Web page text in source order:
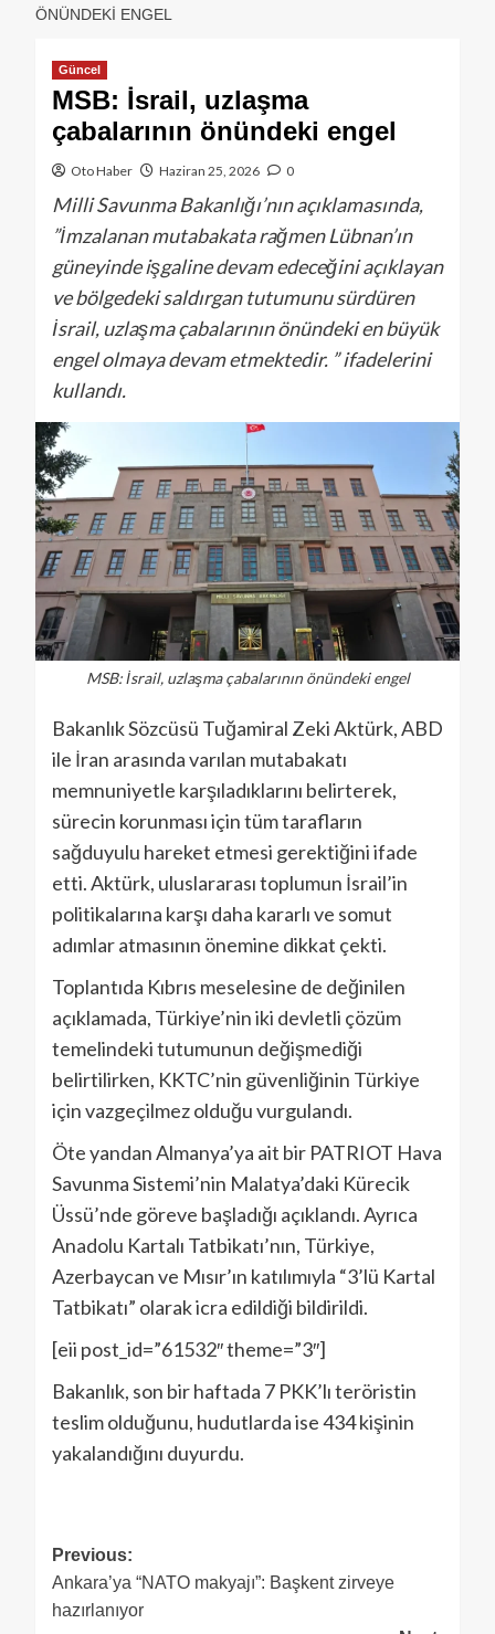
ÖNÜNDEKI ENGEL
Güncel
MSB: İsrail, uzlaşma
çabalarının önündeki engel
Oto Haber Haziran 25, 2026 0
Milli Savunma Bakanlığı’nın açıklamasında,
”İmzalanan mutabakata rağmen Lübnan’ın
güneyinde işgaline devam edeceğini açıklayan
ve bölgedeki saldırgan tutumunu sürdüren
İsrail, uzlaşma çabalarının önündeki en büyük
engel olmaya devam etmektedir. ” ifadelerini
kullandı.
MSB: İsrail, uzlaşma çabalarının önündeki engel
Bakanlık Sözcüsü Tuğamiral Zeki Aktürk, ABD
ile İran arasında varılan mutabakatı
memnuniyetle karşıladıklarını belirterek,
sürecin korunması için tüm tarafların
sağduyulu hareket etmesi gerektiğini ifade
etti. Aktürk, uluslararası toplumun İsrail’in
politikalarına karşı daha kararlı ve somut
adımlar atmasının önemine dikkat çekti.
Toplantıda Kıbrıs meselesine de değinilen
açıklamada, Türkiye’nin iki devletli çözüm
temelindeki tutumunun değişmediği
belirtilirken, KKTC’nin güvenliğinin Türkiye
için vazgeçilmez olduğu vurgulandı.
Öte yandan Almanya’ya ait bir PATRIOT Hava
Savunma Sistemi’nin Malatya’daki Kürecik
Üssü’nde göreve başladığı açıklandı. Ayrıca
Anadolu Kartalı Tatbikatı’nın, Türkiye,
Azerbaycan ve Mısır’ın katılımıyla “3’lü Kartal
Tatbikatı” olarak icra edildiği bildirildi.
[eii post_id=”61532″ theme=”3″]
Bakanlık, son bir haftada 7 PKK’lı teröristin
teslim olduğunu, hudutlarda ise 434 kişinin
yakalandığını duyurdu.
Previous:
Ankara’ya “NATO makyajı”: Başkent zirveye
hazırlanıyor